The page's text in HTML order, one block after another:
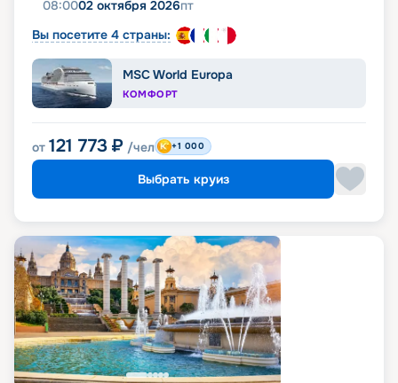
08:0002 октября 2026пт
Вы посетите 4 страны:
MSC World Europa
КОМФОРТ
от 121 773 ₽ /чел +1 000
Выбрать круиз